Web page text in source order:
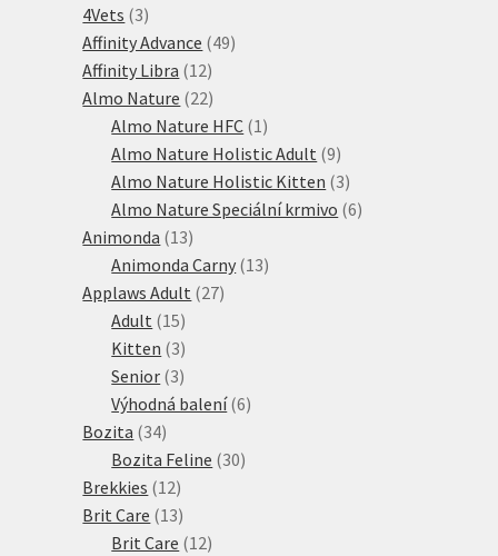
4Vets 33
produkty
Affinity Advance 4949
Affinity Libra 1212
produktů
Almo Nature 2222
produktů
Almo Nature HFC 1 1
produkt
Almo Nature Holistic Adult 99
produktů
Almo Nature Holistic Kitten 33
produkty
Almo Nature Speciální krmivo 66
Animonda 1313
produktů
Animonda Carny 1313
Applaws Adult 2727
Adult 1515
produktů
Kitten 33
produkty
Senior 33
produkty
Výhodná balení 66
Bozita 3434
produktů
Bozita Feline 3030
Brekkies 1212
produktů
Brit Care 1313
produktů
Brit Care 1212